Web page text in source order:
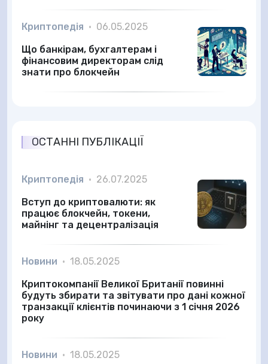
Криптопедія • 06.05.2025
Що банкірам, бухгалтерам і
фінансовим директорам слід
знати про блокчейн
ОСТАННІ ПУБЛІКАЦІЇ
Криптопедія • 26.07.2025
Вступ до криптовалюти: як
працює блокчейн, токени,
майнінг та децентралізація
Новини • 18.05.2025
Криптокомпанії Великої Британії повинні
будуть збирати та звітувати про дані кожної
транзакції клієнтів починаючи з 1 січня 2026
року
Новини • 18.05.2025